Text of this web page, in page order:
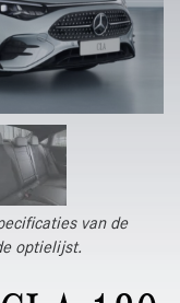
van de
optielijst.